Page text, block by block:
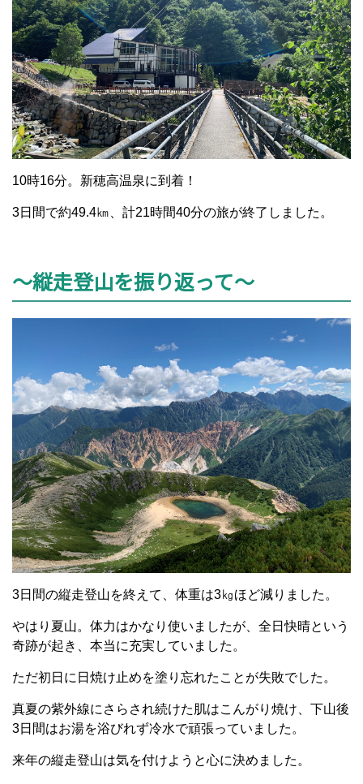
10時16分。新穂高温泉に到着！
3日間で約49.4㎞、計21時間40分の旅が終了しました。
～縦走登山を振り返って～
3日間の縦走登山を終えて、体重は3㎏ほど減りました。
やはり夏山。体力はかなり使いましたが、全日快晴という
奇跡が起き、本当に充実していました。
ただ初日に日焼け止めを塗り忘れたことが失敗でした。
真夏の紫外線にさらされ続けた肌はこんがり焼け、下山後
3日間はお湯を浴びれず冷水で頑張っていました。
来年の縦走登山は気を付けようと心に決めました。